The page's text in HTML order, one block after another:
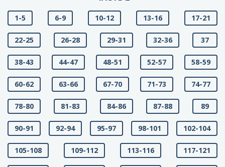
1-5 6-9 10-12 13-16 17-21
22-25 26-28 29-31 32-36 37
38-43 44-47 48-51 52-57 58-59
60-62 63-66 67-70 71-73 74-77
78-80 81-83 84-86 87-88 89
90-91 92-94 95-97 98-101 102-104
105-108 109-112 113-116 117-121